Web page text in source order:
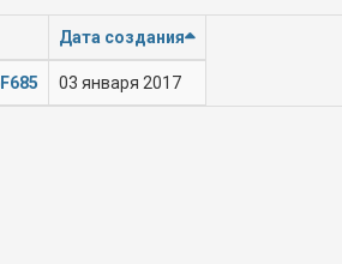
Дата создания
03 января 2017